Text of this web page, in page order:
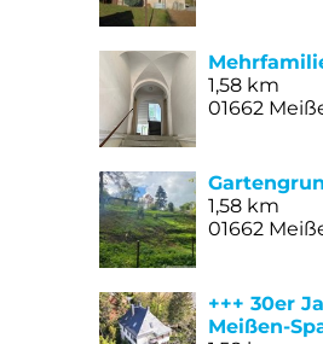
1,58 km
01662
1,58 km
01662
+++ 30er
Meißen-